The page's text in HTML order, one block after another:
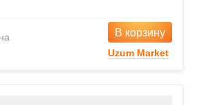
В корзину
Uzum Market